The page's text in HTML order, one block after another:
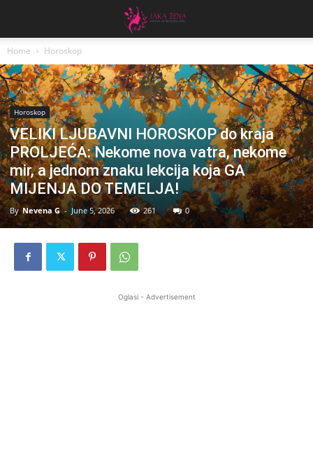
Home Horoskop
Horoskop
VELIKI LJUBAVNI HOROSKOP do kraja
PROLJEĆA: Nekome nova vatra, nekome
mir, a jednom znaku lekcija koja GA
MIJENJA DO TEMELJA!
By Nevena G - June 5, 2026 261 0
Oglasi - Advertisement